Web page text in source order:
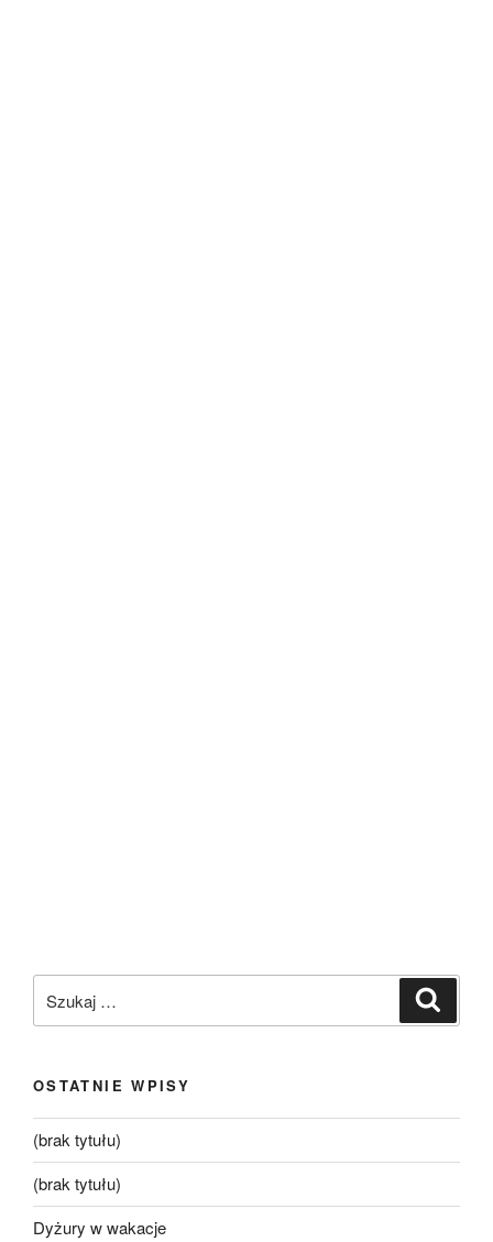
OSTATNIE WPISY
(brak tytułu)
(brak tytułu)
Dyżury w wakacje